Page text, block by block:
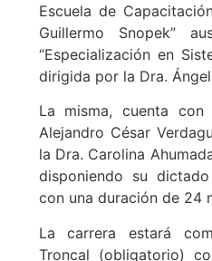
Escuela de
Guillermo Snopek”
“Especialización en
dirigida por la Dra.
La misma, cuenta
Alejandro César
la Dra. Carolina
disponiendo su
con una duración de 24
La carrera estará
Troncal (obligatorio)